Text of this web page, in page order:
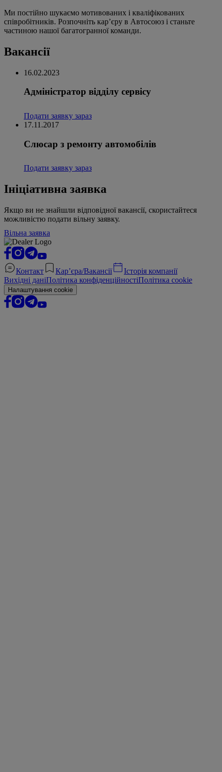
Ми постійно шукаємо мотивованих і кваліфікованих
співробітників. Розпочніть кар’єру в Автосоюз і станьте
частиною нашої багатогранної команди.
Вакансії
16.02.2023
Адміністратор відділу сервісу
Подати заявку зараз
17.11.2017
Слюсар з ремонту автомобілів
Подати заявку зараз
Ініціативна заявка
Якщо ви не знайшли відповідної вакансії, скористайтеся
можливістю подати вільну заявку.
Вільна заявка
Контакт Кар’єра/Вакансії
Історія компанії
Вихідні даніПолітика конфіденційностіПолітика cookie
Налаштування cookie